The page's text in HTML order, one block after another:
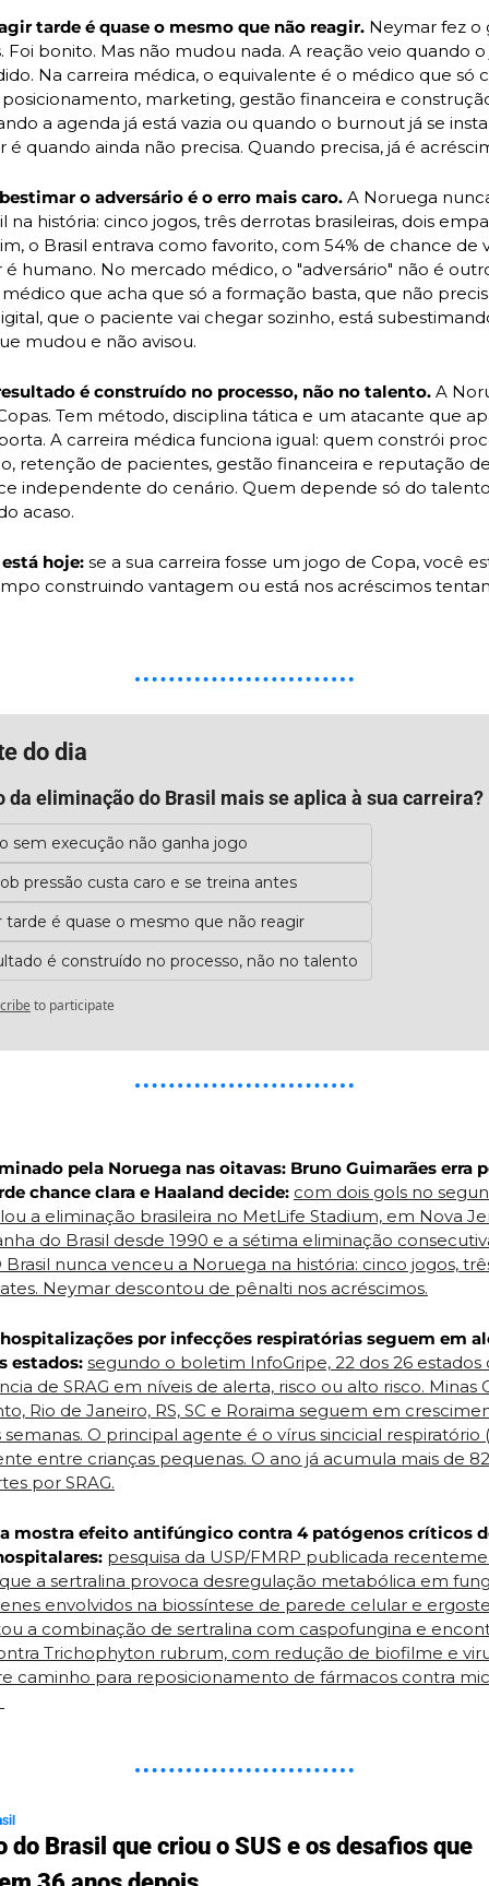
tarde é quase o mesmo que não reagir. Neymar fez o
Foi bonito. Mas não mudou nada. A reação veio quando o
Na carreira médica, o equivalente é o médico que só
marketing, gestão financeira e
a agenda já está vazia ou quando o burnout já se
é quando ainda não precisa. Quando precisa, já é
o adversário é o erro mais caro. A Noruega
na história: cinco jogos, três derrotas brasileiras, dois
o Brasil entrava como favorito, com 54% de chance de
é humano. No mercado médico, o "adversário" não é
médico que acha que só a formação basta, que não
que o paciente vai chegar sozinho, está
mudou e não avisou.
é construído no processo, não no talento. A
Tem método, disciplina tática e um atacante que
A carreira médica funciona igual: quem constrói
retenção de pacientes, gestão financeira e reputação
independente do cenário. Quem depende só do
acaso.
hoje: se a sua carreira fosse um jogo de Copa, você
construindo vantagem ou está nos acréscimos
do dia
da eliminação do Brasil mais se aplica à sua carreira?
sem execução não ganha jogo
pressão custa caro e se treina antes
tarde é quase o mesmo que não reagir
é construído no processo, não no talento
to participate
pela Noruega nas oitavas: Bruno Guimarães erra
chance clara e Haaland decide: com dois gols no
a eliminação brasileira no MetLife Stadium, em Nova
do Brasil desde 1990 e a sétima eliminação
nunca venceu a Noruega na história: cinco jogos,
Neymar descontou de pênalti nos acréscimos.
por infecções respiratórias seguem em
estados: segundo o boletim InfoGripe, 22 dos 26
de SRAG em níveis de alerta, risco ou alto risco. Minas
Rio de Janeiro, RS, SC e Roraima seguem em
semanas. O principal agente é o vírus sincicial respiratório
entre crianças pequenas. O ano já acumula mais de
por SRAG.
mostra efeito antifúngico contra 4 patógenos críticos
pesquisa da USP/FMRP publicada
a sertralina provoca desregulação metabólica em
envolvidos na biossíntese de parede celular e
a combinação de sertralina com caspofungina e
Trichophyton rubrum, com redução de biofilme e
caminho para reposicionamento de fármacos contra
do Brasil que criou o SUS e os desafios que